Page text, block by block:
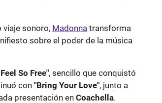
viaje sonoro, Madonna transforma
sobre el poder de la música
So Free", sencillo que conquistó
con"Bring Your Love", junto a
presentación en Coachella.